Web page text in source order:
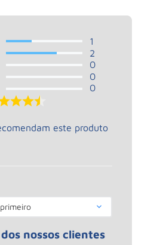
1
2
0
0
0
este produto
nossos clientes